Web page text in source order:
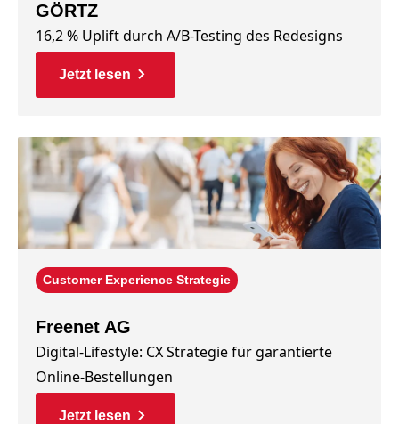
GÖRTZ
16,2 % Uplift durch A/B-Testing des Redesigns
Jetzt lesen
Customer Experience Strategie
Freenet AG
Digital-Lifestyle: CX Strategie für garantierte
Online-Bestellungen
Jetzt lesen